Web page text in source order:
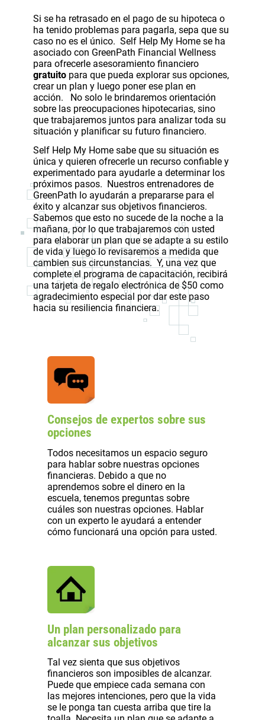
Si se ha retrasado en el pago de su hipoteca o
ha tenido problemas para pagarla, sepa que su
caso no es el único. Self Help My Home se ha
asociado con GreenPath Financial Wellness
para ofrecerle asesoramiento financiero
gratuito para que pueda explorar sus opciones,
crear un plan y luego poner ese plan en
acción. No solo le brindaremos orientación
sobre las preocupaciones hipotecarias, sino
que trabajaremos juntos para analizar toda su
situación y planificar su futuro financiero.
Self Help My Home sabe que su situación es
única y quieren ofrecerle un recurso confiable y
experimentado para ayudarle a determinar los
próximos pasos. Nuestros entrenadores de
GreenPath lo ayudarán a prepararse para el
éxito y alcanzar sus objetivos financieros.
Sabemos que esto no sucede de la noche a la
mañana, por lo que trabajaremos con usted
para elaborar un plan que se adapte a su estilo
de vida y luego lo revisaremos a medida que
cambien sus circunstancias. Y, una vez que
complete el programa de capacitación, recibirá
una tarjeta de regalo electrónica de $50 como
agradecimiento especial por dar este paso
hacia su resiliencia financiera.
Consejos de expertos sobre sus
opciones
Todos necesitamos un espacio seguro
para hablar sobre nuestras opciones
financieras. Debido a que no
aprendemos sobre el dinero en la
escuela, tenemos preguntas sobre
cuáles son nuestras opciones. Hablar
con un experto le ayudará a entender
cómo funcionará una opción para usted.
Un plan personalizado para
alcanzar sus objetivos
Tal vez sienta que sus objetivos
financieros son imposibles de alcanzar.
Puede que empiece cada semana con
las mejores intenciones, pero que la vida
se le ponga tan cuesta arriba que tire la